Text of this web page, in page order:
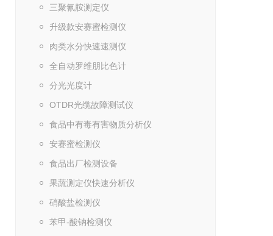
三聚氰胺测定仪
升级款安赛蜜检测仪
肉类水分快速速测仪
全自动罗维朋比色计
分光光度计
OTDR光缆故障测试仪
食品中有毒有害物质分析仪
安赛蜜检测仪
食品出厂检测设备
果蔬测定仪快速分析仪
硝酸盐检测仪
苯甲-酸钠检测仪